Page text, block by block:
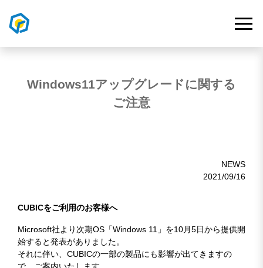
Windows11アップグレードに関する
ご注意
NEWS
2021/09/16
CUBICをご利用のお客様へ
Microsoft社より次期OS「Windows 11」を10月5日から提供開
始すると発表がありました。
それに伴い、CUBICの一部の製品にも影響が出てきますの